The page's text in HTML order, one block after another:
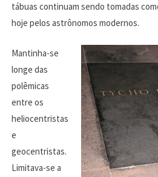
tábuas continuam sendo tomadas
hoje pelos astrônomos modernos.
Mantinha-se
longe das
polêmicas
entre os
heliocentristas
e
geocentristas.
Limitava-se a